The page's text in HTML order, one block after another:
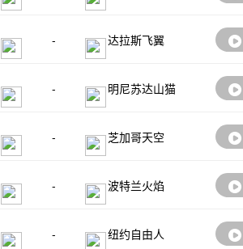
- 达拉斯飞翼
- 明尼苏达山猫
- 芝加哥天空
- 波特兰火焰
- 纽约自由人